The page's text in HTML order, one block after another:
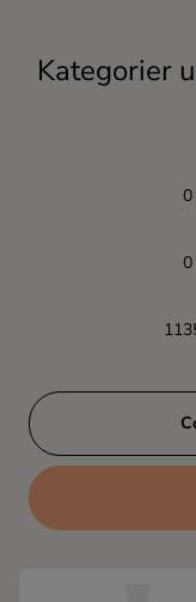
Cocktails
Kategorier
0
0